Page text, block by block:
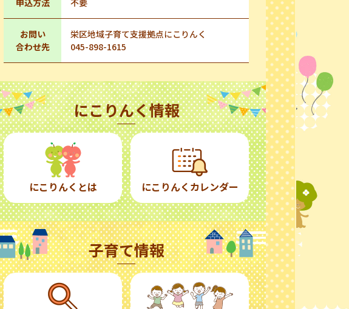
申込方法 不要
お問い
合わせ先
栄区地域子育て支援拠点にこりんく
045-898-1615
にこりんく情報
にこりんくとは にこりんくカレンダー
子育て情報